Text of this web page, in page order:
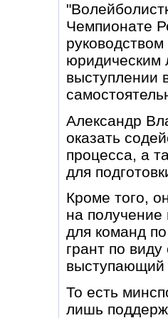
Чемпионате
юридическим
выступлении
Александр
оказать
процесса, а
для
Кроме того,
на получение
для команд
грант по
выступающий
То есть
лишь